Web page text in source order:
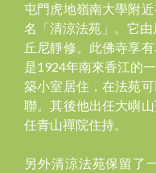
屯門虎地嶺南大學附
名「清涼法苑」。它
丘尼靜修。此佛寺享
是1924年南來香江的
築小室居住，在法苑
聯。其後他出任大嶼
任青山禪院住持。
另外清涼法苑保留了